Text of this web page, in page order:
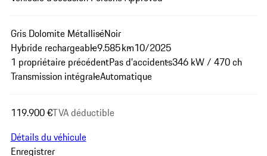
Gris Dolomite MétalliséNoir
Hybride rechargeable9.585 km10/2025
1 propriétaire précédentPas d'accidents346 kW / 470 ch
Transmission intégraleAutomatique
119.900 €TVA déductible
Détails du véhicule
Enregistrer